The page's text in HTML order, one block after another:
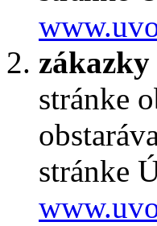
stránke
stránke